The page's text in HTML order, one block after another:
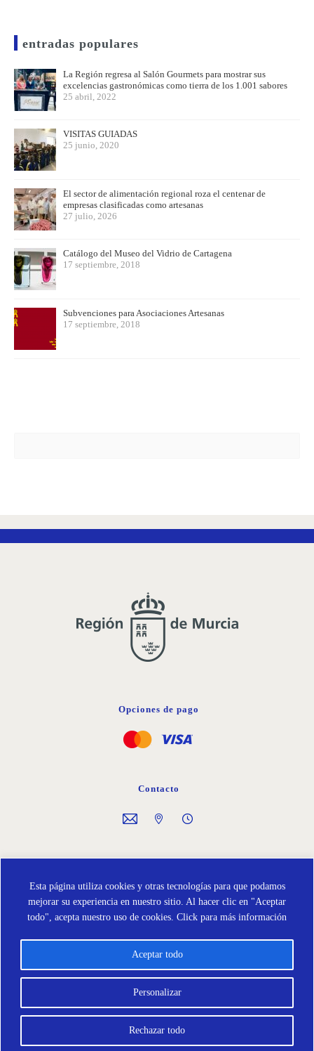
Esta página utiliza cookies y otras tecnologías para que podamos
mejorar su experiencia en nuestro sitio. Al hacer clic en "Aceptar
todo", acepta nuestro uso de cookies. Click para más información
Personalizar
Rechazar todo
Aceptar todo
entradas populares
La Región regresa al Salón Gourmets para mostrar sus
excelencias gastronómicas como tierra de los 1.001 sabores
25 abril, 2022
VISITAS GUIADAS
25 junio, 2020
El sector de alimentación regional roza el centenar de
empresas clasificadas como artesanas
27 julio, 2026
Catálogo del Museo del Vidrio de Cartagena
17 septiembre, 2018
Subvenciones para Asociaciones Artesanas
17 septiembre, 2018
Opciones de pago
Contacto
Protección de Datos
Términos y condiciones